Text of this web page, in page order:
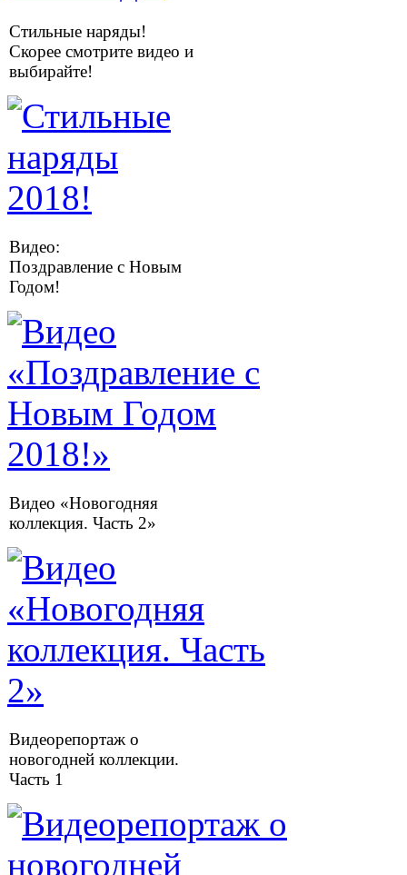
Стильные наряды!
Скорее смотрите видео и
выбирайте!
Видео:
Поздравление с Новым
Годом!
Видео «Новогодняя
коллекция. Часть 2»
Видеорепортаж о
новогодней коллекции.
Часть 1